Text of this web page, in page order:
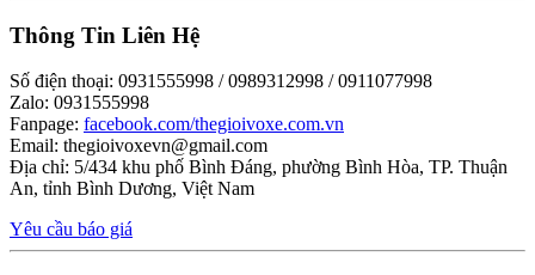
Thông Tin Liên Hệ
Số điện thoại: 0931555998 / 0989312998 / 0911077998
Zalo: 0931555998
Fanpage: facebook.com/thegioivoxe.com.vn
Email: thegioivoxevn@gmail.com
Địa chỉ: 5/434 khu phố Bình Đáng, phường Bình Hòa, TP. Thuận
An, tỉnh Bình Dương, Việt Nam
Yêu cầu báo giá